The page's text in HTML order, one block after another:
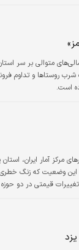
متوالی بر سر
شرب روستاها و تداوم
است.
مرکز آمار ایران،
این وضعیت که زنگ
قیمتی در دو حوزه